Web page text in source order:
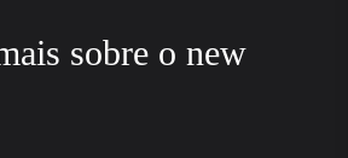
sobre o new